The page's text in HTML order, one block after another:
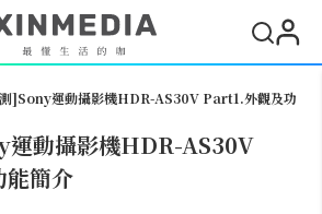
]Sony運動攝影機HDR-AS30V Part1.外觀及功
運動攝影機HDR-AS30V
簡介